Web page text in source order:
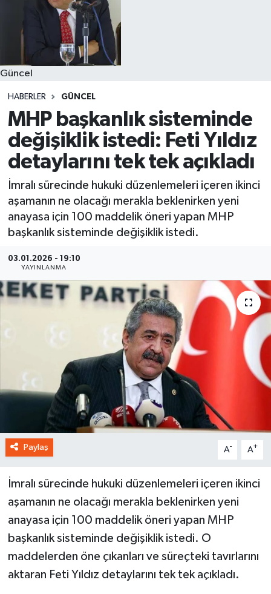
Güncel
HABERLER GÜNCEL
MHP başkanlık sisteminde
değişiklik istedi: Feti Yıldız
detaylarını tek tek açıkladı
İmralı sürecinde hukuki düzenlemeleri içeren ikinci
aşamanın ne olacağı merakla beklenirken yeni
anayasa için 100 maddelik öneri yapan MHP
başkanlık sisteminde değişiklik istedi.
03.01.2026 - 19:10
YAYINLANMA
Paylaş A- A+
İmralı sürecinde hukuki düzenlemeleri içeren ikinci
aşamanın ne olacağı merakla beklenirken yeni
anayasa için 100 maddelik öneri yapan MHP
başkanlık sisteminde değişiklik istedi. O
maddelerden öne çıkanları ve süreçteki tavırlarını
aktaran Feti Yıldız detaylarını tek tek açıkladı.